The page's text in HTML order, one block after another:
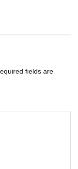
fields are